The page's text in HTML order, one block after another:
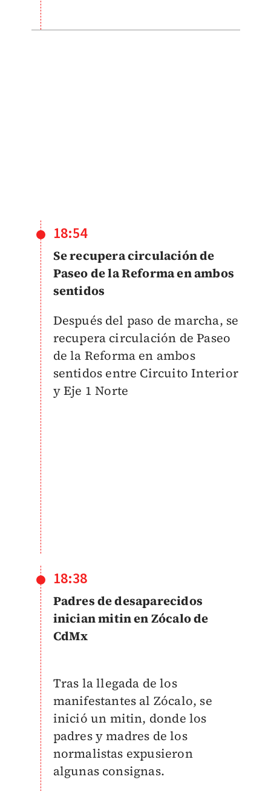
18:54
Se recupera circulación de
Paseo de la Reforma en ambos
sentidos
Después del paso de marcha, se
recupera circulación de Paseo
de la Reforma en ambos
sentidos entre Circuito Interior
y Eje 1 Norte
18:38
Padres de desaparecidos
inician mitin en Zócalo de
CdMx
Tras la llegada de los
manifestantes al Zócalo, se
inició un mitin, donde los
padres y madres de los
normalistas expusieron
algunas consignas.